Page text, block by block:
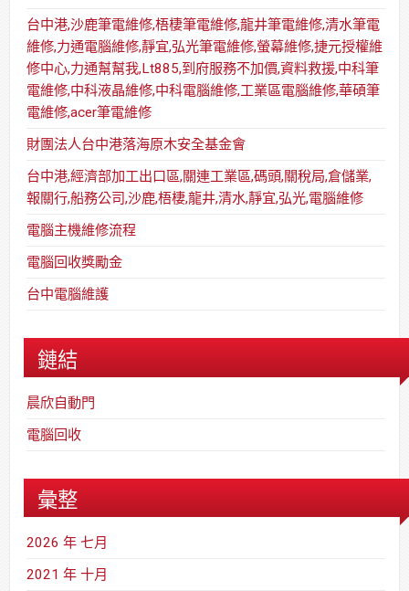
台中港,沙鹿筆電維修,梧棲筆電維修,龍井筆電維修,清水筆電
維修,力通電腦維修,靜宜,弘光筆電維修,螢幕維修,捷元授權維
修中心,力通幫幫我,Lt885,到府服務不加價,資料救援,中科筆
電維修,中科液晶維修,中科電腦維修,工業區電腦維修,華碩筆
電維修,acer筆電維修
財團法人台中港落海原木安全基金會
台中港,經濟部加工出口區,關連工業區,碼頭,關稅局,倉儲業,
報關行,船務公司,沙鹿,梧棲,龍井,清水,靜宜,弘光,電腦維修
電腦主機維修流程
電腦回收獎勵金
台中電腦維護
鏈結
晨欣自動門
電腦回收
彙整
2026 年 七月
2021 年 十月